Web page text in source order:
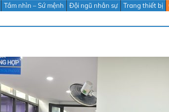
Tầm nhìn – Sứ mệnh Đội ngũ nhân sự Trang thiết bị